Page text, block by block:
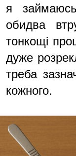
я
обидва
тонкощі
дуже
треба
кожного.